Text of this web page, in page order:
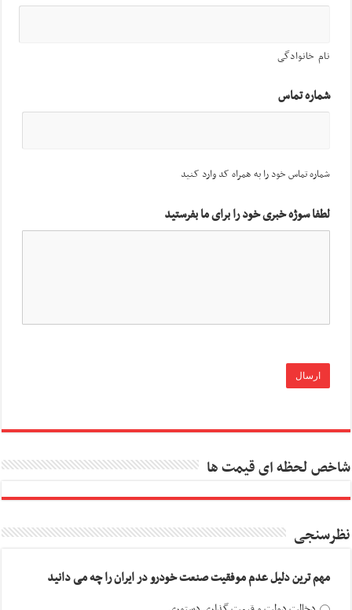
نام خانوادگی
شماره تماس
شماره تماس خود را به همراه کد وارد کنید
لطفا سوژه خبری خود را برای ما بفرستید
شاخص لحظه ای قیمت ها
نظرسنجی
مهم ترین دلیل عدم موفقیت صنعت خودرو در ایران را چه می دانید